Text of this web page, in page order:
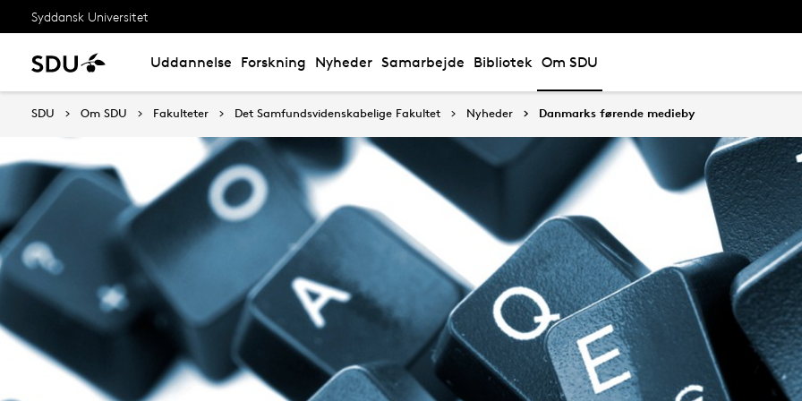
Syddansk Universitet
Uddannelse Forskning Nyheder Samarbejde Bibliotek Om SDU
SDU Om SDU Fakulteter Det Samfundsvidenskabelige Fakultet Nyheder Danmarks førende medieby